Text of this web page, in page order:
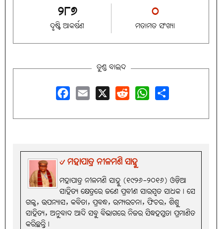
୨୮୭
ଦୃଷ୍ଟି ଆକର୍ଷଣ
୦
ମତାମତ ସଂଖ୍ୟା
ତୁଣ୍ଡ ବାଇଦ
୰ ମହାପାତ୍ର ନୀଳମଣି ସାହୁ
ମହାପାତ୍ର ନୀଳମଣି ସାହୁ (୧୯୨୬-୨୦୧୬) ଓଡ଼ିଆ
ସାହିତ୍ୟ କ୍ଷେତ୍ରରେ ଜଣେ ପ୍ରବୀଣ ସାରସ୍ବତ ସାଧକ। ସେ
ଗଳ୍ପ, ଉପନ୍ୟାସ, କବିତା, ପ୍ରବନ୍ଧ, ରମ୍ୟରଚନା, ଫିଚର, ଶିଶୁ
ସାହିତ୍ୟ, ଅନୁବାଦ ଆଦି ସବୁ ବିଭାଗରେ ନିଜର ସିଦ୍ଧହସ୍ତତା ପ୍ରମାଣିତ
କରିଛନ୍ତି।